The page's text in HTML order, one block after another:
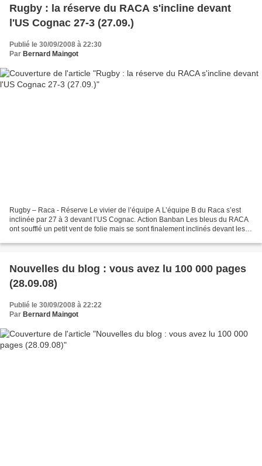
Rugby : la réserve du RACA s'incline devant
l'US Cognac 27-3 (27.09.)
Publié le 30/09/2008 à 22:30
Par Bernard Maingot
Rugby – Raca - Réserve Le vivier de l’équipe A L’équipe B du Raca s’est
inclinée par 27 à 3 devant l’US Cognac. Action Banban Les bleus du RACA
ont soufflé un petit vent de folie mais se sont finalement inclinés devant les
Nouvelles du blog : vous avez lu 100 000 pages
(28.09.08)
Publié le 30/09/2008 à 22:22
Par Bernard Maingot